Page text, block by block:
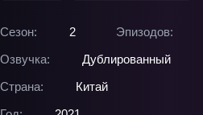
Сезон: 2 Эпизодов:
Озвучка:
Дублированный
Страна:
Китай